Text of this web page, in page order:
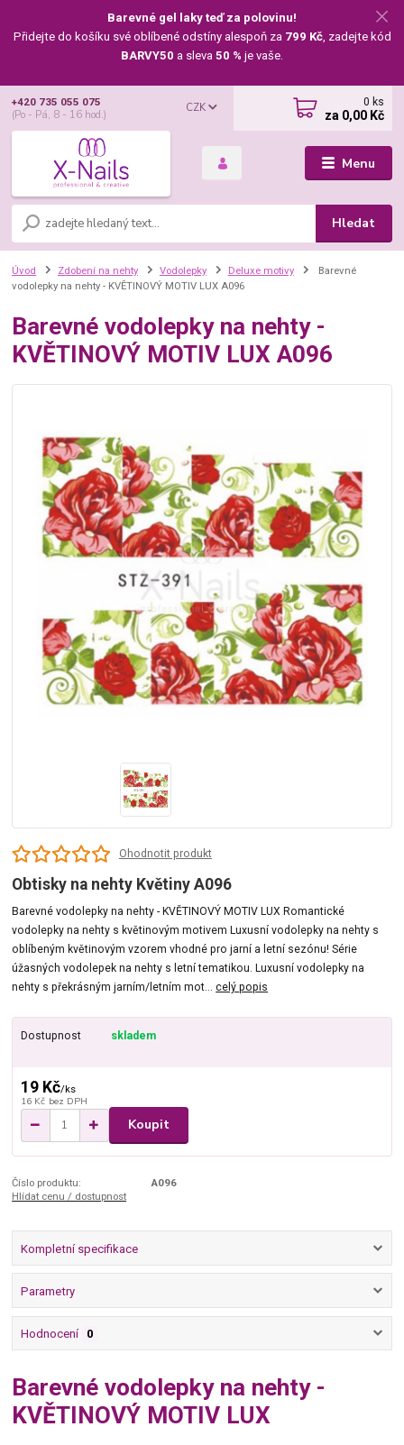
Barevné gel laky teď za polovinu!
Přidejte do košíku své oblíbené odstíny alespoň za 799 Kč, zadejte kód
BARVY50 a sleva 50 % je vaše.
Menu
CZK
Hledat
+420 735 055 075
(Po - Pá, 8 - 16 hod.)
0 ks
za 0,00 Kč
Úvod Zdobení na nehty Vodolepky Deluxe motivy
Barevné
vodolepky na nehty - KVĚTINOVÝ MOTIV LUX A096
Barevné vodolepky na nehty -
KVĚTINOVÝ MOTIV LUX A096
Ohodnotit produkt
Obtisky na nehty Květiny A096
Barevné vodolepky na nehty - KVĚTINOVÝ MOTIV LUX Romantické
vodolepky na nehty s květinovým motivem Luxusní vodolepky na nehty s
oblíbeným květinovým vzorem vhodné pro jarní a letní sezónu! Série
úžasných vodolepek na nehty s letní tematikou. Luxusní vodolepky na
nehty s překrásným jarním/letním mot...celý popis
Dostupnost skladem
19 Kč/ks
16 Kč bez DPH
Koupit
Číslo produktu:
A096
Hlídat cenu / dostupnost
Kompletní specifikace
Parametry
Hodnocení 0
Barevné vodolepky na nehty -
KVĚTINOVÝ MOTIV LUX